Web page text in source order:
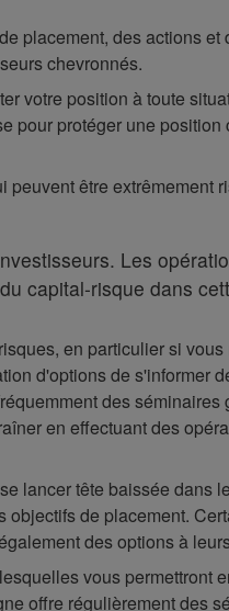
placement, des actions
chevronnés.
votre position à toute
protéger une
être
Les
capital-risque dans
en particulier si
d'options de s'informer
des
en effectuant des
lancer tête baissée dans
de placement.
des options à
vous permettront
offre régulièrement des